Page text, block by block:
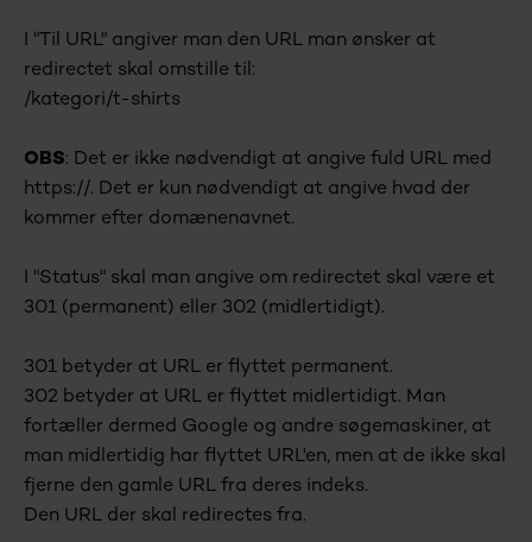
I "Til URL" angiver man den URL man ønsker at
redirectet skal omstille til:
/kategori/t-shirts
OBS: Det er ikke nødvendigt at angive fuld URL med
https://. Det er kun nødvendigt at angive hvad der
kommer efter domænenavnet.
I "Status" skal man angive om redirectet skal være et
301 (permanent) eller 302 (midlertidigt).
301 betyder at URL er flyttet permanent.
302 betyder at URL er flyttet midlertidigt. Man
fortæller dermed Google og andre søgemaskiner, at
man midlertidig har flyttet URL'en, men at de ikke skal
fjerne den gamle URL fra deres indeks.
Den URL der skal redirectes fra.